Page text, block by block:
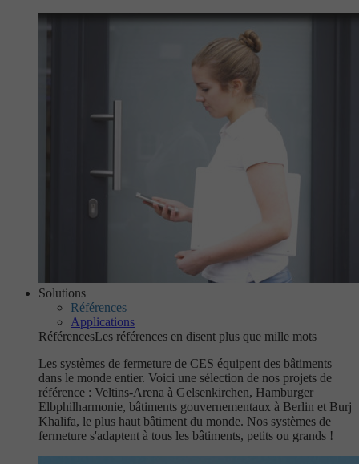
Solutions
Références
Applications
RéférencesLes références en disent plus que mille mots
Les systèmes de fermeture de CES équipent des bâtiments
dans le monde entier. Voici une sélection de nos projets de
référence : Veltins-Arena à Gelsenkirchen, Hamburger
Elbphilharmonie, bâtiments gouvernementaux à Berlin et Burj
Khalifa, le plus haut bâtiment du monde. Nos systèmes de
fermeture s'adaptent à tous les bâtiments, petits ou grands !